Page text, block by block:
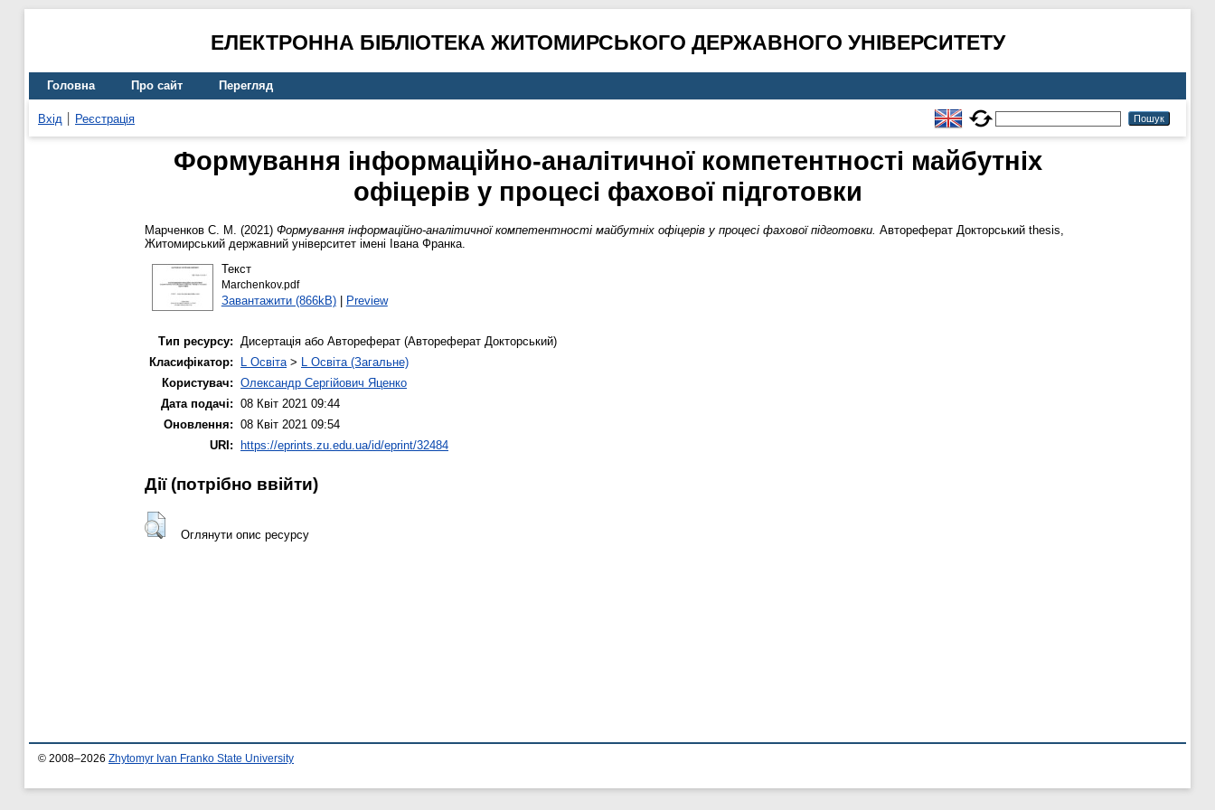
ЕЛЕКТРОННА БІБЛІОТЕКА ЖИТОМИРСЬКОГО ДЕРЖАВНОГО УНІВЕРСИТЕТУ
Головна Про сайт Перегляд
Вхід Реєстрація
Формування інформаційно-аналітичної компетентності майбутніх
офіцерів у процесі фахової підготовки
Марченков С. М. (2021) Формування інформаційно-аналітичної компетентності майбутніх офіцерів у процесі фахової підготовки. Автореферат Докторський thesis,
Житомирський державний університет імені Івана Франка.
Текст
Marchenkov.pdf
Завантажити (866kB)| Preview
Тип ресурсу: Дисертація або Автореферат (Автореферат Докторський)
Класифікатор:
L Освіта> L Освіта (Загальне)
Користувач: Олександр Сергійович Яценко
Дата подачі: 08 Квіт 2021 09:44
Оновлення: 08 Квіт 2021 09:54
URI:
https://eprints.zu.edu.ua/id/eprint/32484
Дії ​​(потрібно ввійти)
Оглянути опис ресурсу
© 2008–2026 Zhytomyr Ivan Franko State University